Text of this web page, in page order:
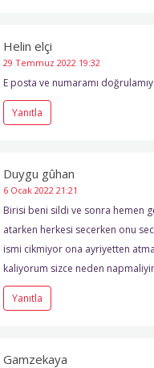
Helin elçi
29 Temmuz 2022 19:32
E posta ve numaramı
Yanıtla
Duygu gûhan
6 Ocak 2022 21:21
Birisi beni sildi ve sonra hemen
atarken herkesi secerken onu
ismi cikmiyor ona ayriyetten
kaliyorum sizce neden
Yanıtla
Gamzekaya